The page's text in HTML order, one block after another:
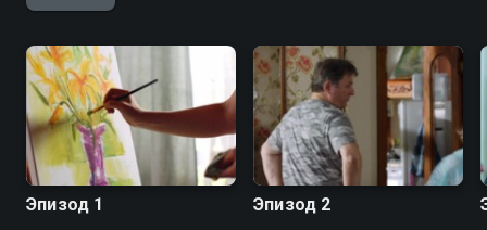
Эпизод 1 Эпизод 2